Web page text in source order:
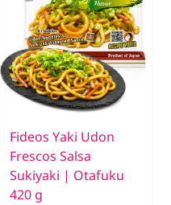
Fideos Yaki Udon
Frescos Salsa
Sukiyaki | Otafuku
420 g